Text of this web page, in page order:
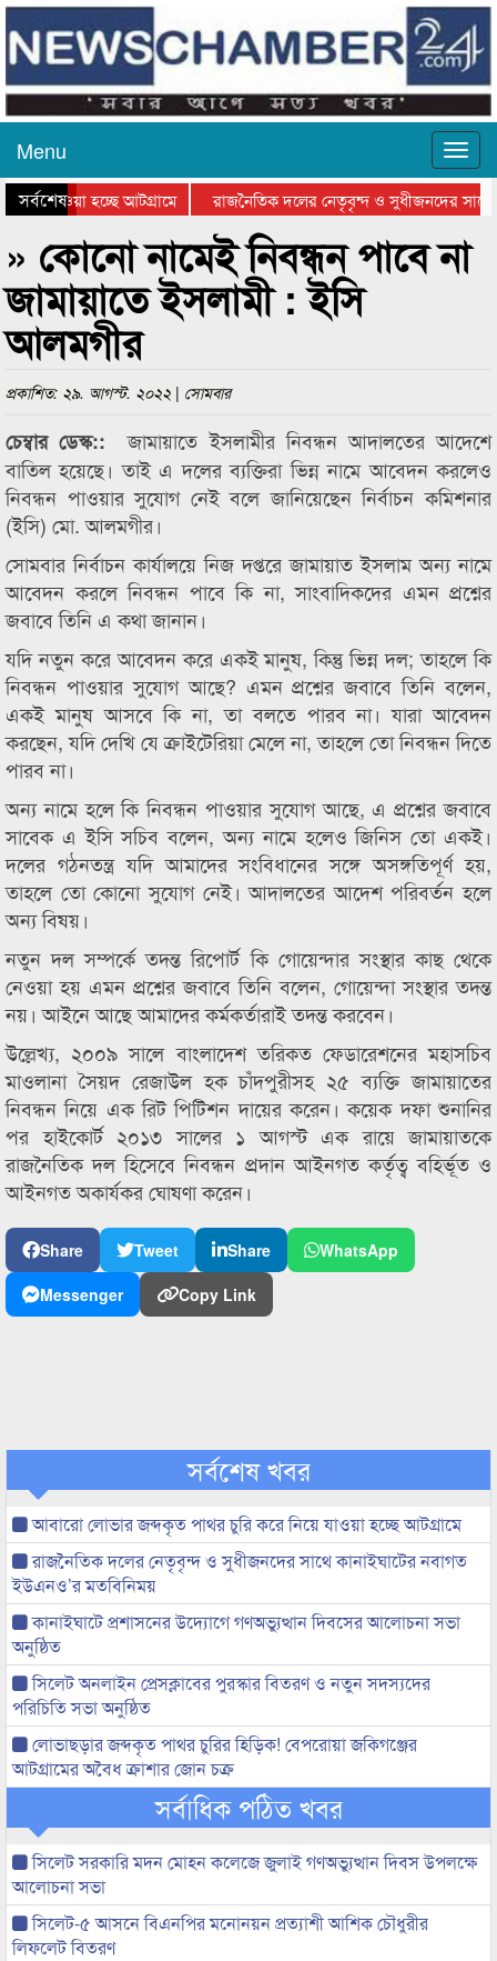
Menu
সর্বশেষ
যাওয়া হচ্ছে আটগ্রামে
রাজনৈতিক দলের নেতৃবৃন্দ ও সুধীজনদের সাথে
সিলেটে বাংলাদেশ গ্রুপ থিয়েটার
» কোনো নামেই নিবন্ধন পাবে না
জামায়াতে ইসলামী : ইসি
আলমগীর
প্রকাশিত: ২৯. আগস্ট. ২০২২ | সোমবার
চেম্বার ডেস্ক::জামায়াতে ইসলামীর নিবন্ধন আদালতের আদেশে
বাতিল হয়েছে। তাই এ দলের ব্যক্তিরা ভিন্ন নামে আবেদন করলেও
নিবন্ধন পাওয়ার সুযোগ নেই বলে জানিয়েছেন নির্বাচন কমিশনার
(ইসি) মো. আলমগীর।
সোমবার নির্বাচন কার্যালয়ে নিজ দপ্তরে জামায়াত ইসলাম অন্য নামে
আবেদন করলে নিবন্ধন পাবে কি না, সাংবাদিকদের এমন প্রশ্নের
জবাবে তিনি এ কথা জানান।
যদি নতুন করে আবেদন করে একই মানুষ, কিন্তু ভিন্ন দল; তাহলে কি
নিবন্ধন পাওয়ার সুযোগ আছে? এমন প্রশ্নের জবাবে তিনি বলেন,
একই মানুষ আসবে কি না, তা বলতে পারব না। যারা আবেদন
করছেন, যদি দেখি যে ক্রাইটেরিয়া মেলে না, তাহলে তো নিবন্ধন দিতে
পারব না।
অন্য নামে হলে কি নিবন্ধন পাওয়ার সুযোগ আছে, এ প্রশ্নের জবাবে
সাবেক এ ইসি সচিব বলেন, অন্য নামে হলেও জিনিস তো একই।
দলের গঠনতন্ত্র যদি আমাদের সংবিধানের সঙ্গে অসঙ্গতিপূর্ণ হয়,
তাহলে তো কোনো সুযোগ নেই। আদালতের আদেশ পরিবর্তন হলে
অন্য বিষয়।
নতুন দল সম্পর্কে তদন্ত রিপোর্ট কি গোয়েন্দার সংস্থার কাছ থেকে
নেওয়া হয় এমন প্রশ্নের জবাবে তিনি বলেন, গোয়েন্দা সংস্থার তদন্ত
নয়। আইনে আছে আমাদের কর্মকর্তারাই তদন্ত করবেন।
উল্লেখ্য, ২০০৯ সালে বাংলাদেশ তরিকত ফেডারেশনের মহাসচিব
মাওলানা সৈয়দ রেজাউল হক চাঁদপুরীসহ ২৫ ব্যক্তি জামায়াতের
নিবন্ধন নিয়ে এক রিট পিটিশন দায়ের করেন। কয়েক দফা শুনানির
পর হাইকোর্ট ২০১৩ সালের ১ আগস্ট এক রায়ে জামায়াতকে
রাজনৈতিক দল হিসেবে নিবন্ধন প্রদান আইনগত কর্তৃত্ব বহির্ভূত ও
আইনগত অকার্যকর ঘোষণা করেন।
Share Tweet Share
WhatsApp
Messenger
Copy Link
সর্বশেষ খবর
আবারো লোভার জব্দকৃত পাথর চুরি করে নিয়ে যাওয়া হচ্ছে আটগ্রামে
রাজনৈতিক দলের নেতৃবৃন্দ ও সুধীজনদের সাথে কানাইঘাটের নবাগত
ইউএনও’র মতবিনিময়
কানাইঘাটে প্রশাসনের উদ্যোগে গণঅভ্যুত্থান দিবসের আলোচনা সভা
অনুষ্ঠিত
সিলেট অনলাইন প্রেসক্লাবের পুরস্কার বিতরণ ও নতুন সদস্যদের
পরিচিতি সভা অনুষ্ঠিত
লোভাছড়ার জব্দকৃত পাথর চুরির হিড়িক! বেপরোয়া জকিগঞ্জের
আটগ্রামের অবৈধ ক্রাশার জোন চক্র
সর্বাধিক পঠিত খবর
সিলেট সরকারি মদন মোহন কলেজে জুলাই গণঅভ্যুত্থান দিবস উপলক্ষে
আলোচনা সভা
সিলেট-৫ আসনে বিএনপির মনোনয়ন প্রত্যাশী আশিক চৌধুরীর
লিফলেট বিতরণ